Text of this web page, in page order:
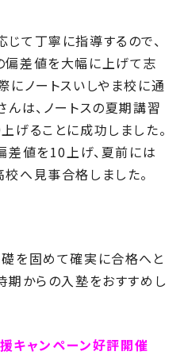
て丁寧に指導するので、
偏差値を大幅に上げて志
にノートスいしやま校に通
んは、ノートスの夏期講習
げることに成功しました。
差値を10上げ、夏前には
へ見事合格しました。
を固めて確実に合格へと
期からの入塾をおすすめし
キャンペーン好評開催